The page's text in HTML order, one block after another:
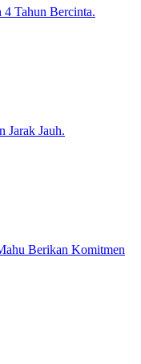
4 Tahun Bercinta.
Jarak Jauh.
Berikan Komitmen